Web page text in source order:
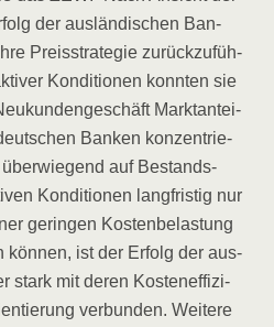
der aus­län­di­schen Ban­
Preis­stra­te­gie zurück­zu­füh­
Kon­di­tio­nen konn­ten sie
Markt­an­tei­
Ban­ken kon­zen­trie­
auf Bestands­
Kon­di­tio­nen lang­fris­tig nur
gerin­gen Kos­ten­be­las­tung
kön­nen, ist der Erfolg der aus­
stark mit deren Kos­ten­ef­fi­zi­
ver­bun­den. Wei­te­re